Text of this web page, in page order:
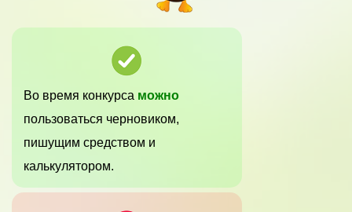
Во время конкурса можно
пользоваться черновиком,
пишущим средством и
калькулятором.